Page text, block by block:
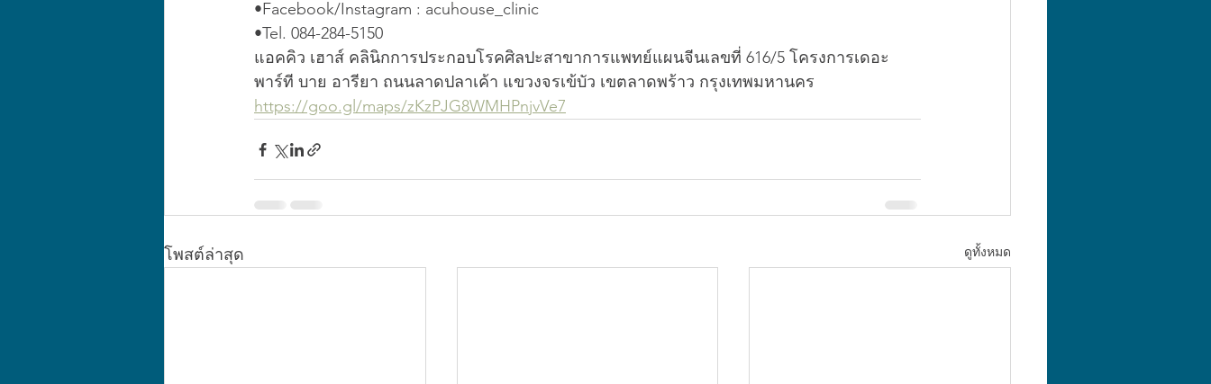
•Facebook/Instagram : acuhouse_clinic
•Tel. 084-284-5150
แอคคิว เฮาส์ คลินิกการประกอบโรคศิลปะสาขาการแพทย์แผนจีนเลขที่ 616/5 โครงการเดอะ
พาร์ที บาย อารียา ถนนลาดปลาเค้า แขวงจรเข้บัว เขตลาดพร้าว กรุงเทพมหานคร
https://goo.gl/maps/zKzPJG8WMHPnjvVe7
โพสต์ล่าสุด ดูทั้งหมด